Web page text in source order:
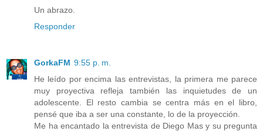
Un abrazo.
Responder
GorkaFM 9:55 p. m.
He leído por encima las entrevistas, la primera me parece
muy proyectiva refleja también las inquietudes de un
adolescente. El resto cambia se centra más en el libro,
pensé que iba a ser una constante, lo de la proyección.
Me ha encantado la entrevista de Diego Mas y su pregunta